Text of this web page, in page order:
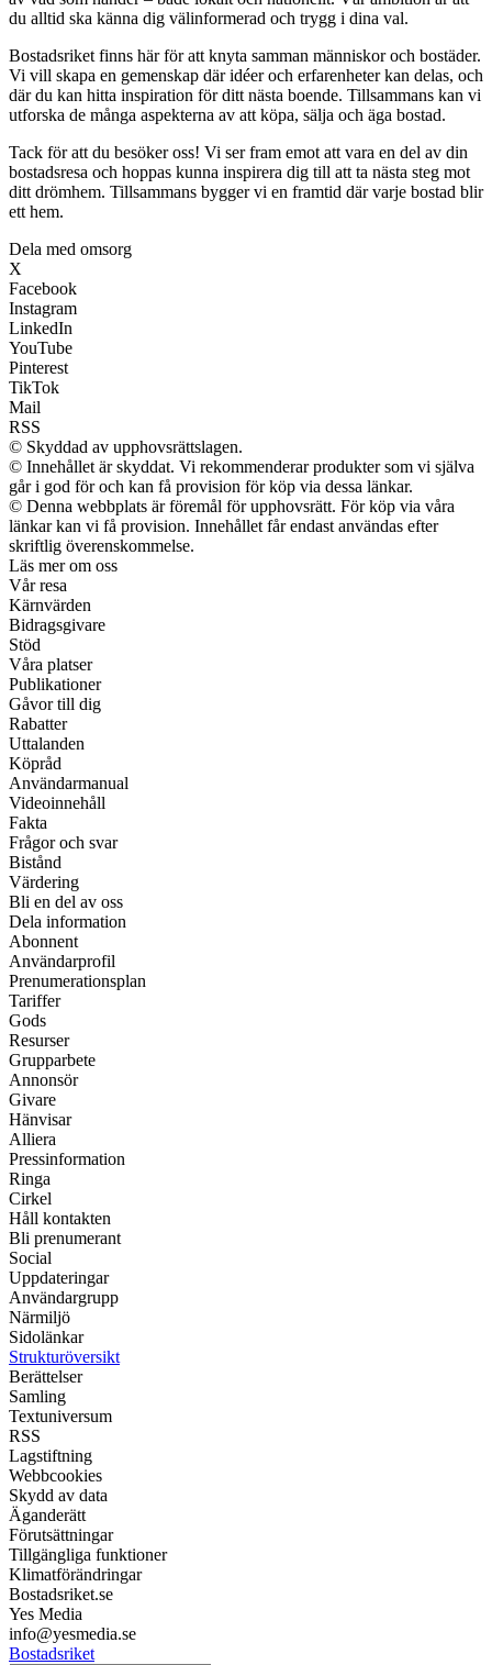
du alltid ska känna dig välinformerad och trygg i dina val.
Bostadsriket finns här för att knyta samman människor och bostäder.
Vi vill skapa en gemenskap där idéer och erfarenheter kan delas, och
där du kan hitta inspiration för ditt nästa boende. Tillsammans kan vi
utforska de många aspekterna av att köpa, sälja och äga bostad.
Tack för att du besöker oss! Vi ser fram emot att vara en del av din
bostadsresa och hoppas kunna inspirera dig till att ta nästa steg mot
ditt drömhem. Tillsammans bygger vi en framtid där varje bostad blir
ett hem.
Dela med omsorg
X
Facebook
Instagram
LinkedIn
YouTube
Pinterest
TikTok
Mail
RSS
© Skyddad av upphovsrättslagen.
© Innehållet är skyddat. Vi rekommenderar produkter som vi själva
går i god för och kan få provision för köp via dessa länkar.
© Denna webbplats är föremål för upphovsrätt. För köp via våra
länkar kan vi få provision. Innehållet får endast användas efter
skriftlig överenskommelse.
Läs mer om oss
Vår resa
Kärnvärden
Bidragsgivare
Stöd
Våra platser
Publikationer
Gåvor till dig
Rabatter
Uttalanden
Köpråd
Användarmanual
Videoinnehåll
Fakta
Frågor och svar
Bistånd
Värdering
Bli en del av oss
Dela information
Abonnent
Användarprofil
Prenumerationsplan
Tariffer
Gods
Resurser
Grupparbete
Annonsör
Givare
Hänvisar
Alliera
Pressinformation
Ringa
Cirkel
Håll kontakten
Bli prenumerant
Social
Uppdateringar
Användargrupp
Närmiljö
Sidolänkar
Strukturöversikt
Berättelser
Samling
Textuniversum
RSS
Lagstiftning
Webbcookies
Skydd av data
Äganderätt
Förutsättningar
Tillgängliga funktioner
Klimatförändringar
Bostadsriket.se
Yes Media
info@yesmedia.se
Bostadsriket